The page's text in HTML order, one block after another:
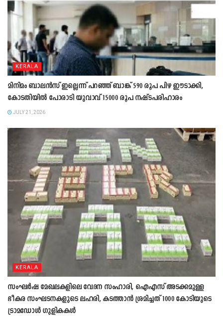
KERALA
മിനിമം ബാലൻസ് ഇല്ലെന്ന് പറഞ്ഞ് ബാങ്ക് 590 രൂപ പിഴ ഈടാക്കി,
കോടതിയിൽ പോരാടി യുവാവ് 15000 രൂപ നഷ്ടപരിഹാരം
JULY 21, 2026
KERALA
സംഘ‍ർഷ മേഖലകളിലെ വേദന സംഹാരി, ഐഎസ് അടക്കമുള്ള
ഭീകര സംഘടനകളുടെ ലഹരി, കടത്താൻ ശ്രമിച്ചത് 1000 കോടിയുടെ
ട്രാമഡോൾ ഗുളികകൾ